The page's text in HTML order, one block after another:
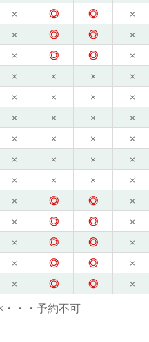
× ◎ ◎
×
× ◎ ◎
×
× ◎ ◎
×
× × ×
×
× × ×
×
× × ×
×
× × ×
×
× × ×
×
× × ×
×
× ◎ ◎
×
× ◎ ◎
×
× ◎ ◎
×
× ◎ ◎
×
× ◎ ◎ ×
・・予約不可